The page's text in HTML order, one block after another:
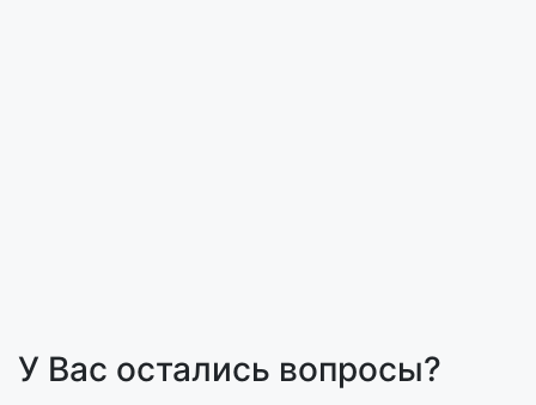
У Вас остались вопросы?